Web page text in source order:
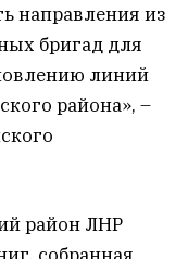
направления из
бригад для
линий
района», –
район ЛНР